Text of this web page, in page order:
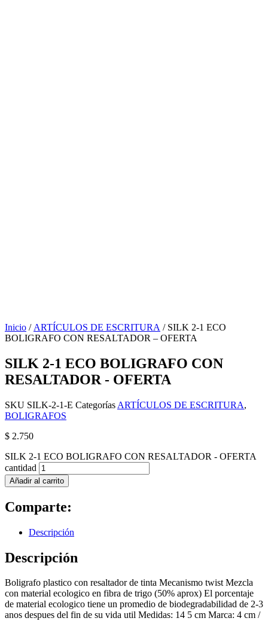
Inicio / ARTÍCULOS DE ESCRITURA / SILK 2-1 ECO
BOLIGRAFO CON RESALTADOR – OFERTA
SILK 2-1 ECO BOLIGRAFO CON
RESALTADOR - OFERTA
SKU SILK-2-1-E Categorías ARTÍCULOS DE ESCRITURA,
BOLIGRAFOS
$ 2.750
SILK 2-1 ECO BOLIGRAFO CON RESALTADOR - OFERTA
cantidad
Añadir al carrito
Comparte:
Descripción
Descripción
Boligrafo plastico con resaltador de tinta Mecanismo twist Mezcla
con material ecologico en fibra de trigo (50% aprox) El porcentaje
de material ecologico tiene un promedio de biodegradabilidad de 2-3
anos despues del fin de su vida util Medidas: 14 5 cm Marca: 4 cm /